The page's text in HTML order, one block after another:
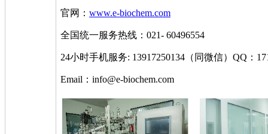
官网： www.e-biochem.com
全国统一服务热线：021- 60496554
24小时手机服务: 13917250134（同微信）QQ：
Email：info@e-biochem.com